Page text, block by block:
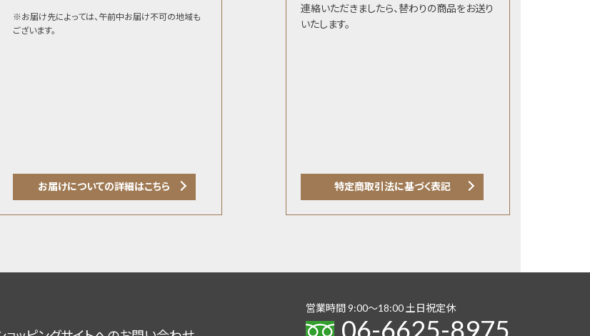
※お届け先によっては、午前中お届け不可の地域も
ございます。
お届けについての詳細はこちら
連絡いただきましたら、替わりの商品をお送り
いたします。
特定商取引法に基づく表記
営業時間 9:00〜18:00 土日祝定休
06-6625-8975